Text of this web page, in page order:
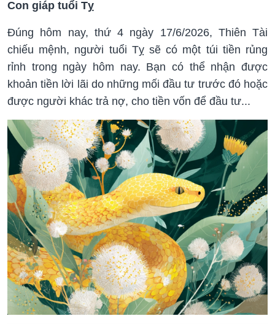
Con giáp tuổi Tỵ
Đúng hôm nay, thứ 4 ngày 17/6/2026, Thiên Tài
chiếu mệnh, người tuổi Tỵ sẽ có một túi tiền rủng
rỉnh trong ngày hôm nay. Bạn có thể nhận được
khoản tiền lời lãi do những mối đầu tư trước đó hoặc
được người khác trả nợ, cho tiền vốn để đầu tư...